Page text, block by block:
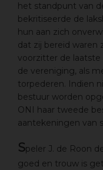
het standpunt van
bekritiseerde de
hun aan zich
dat zij bereid waren
voorzitter de
de vereniging, als
torpederen. Indien
bestuur worden
ONI haar tweede
aantekeningen van
Speler J. de Roon
goed en trouw is